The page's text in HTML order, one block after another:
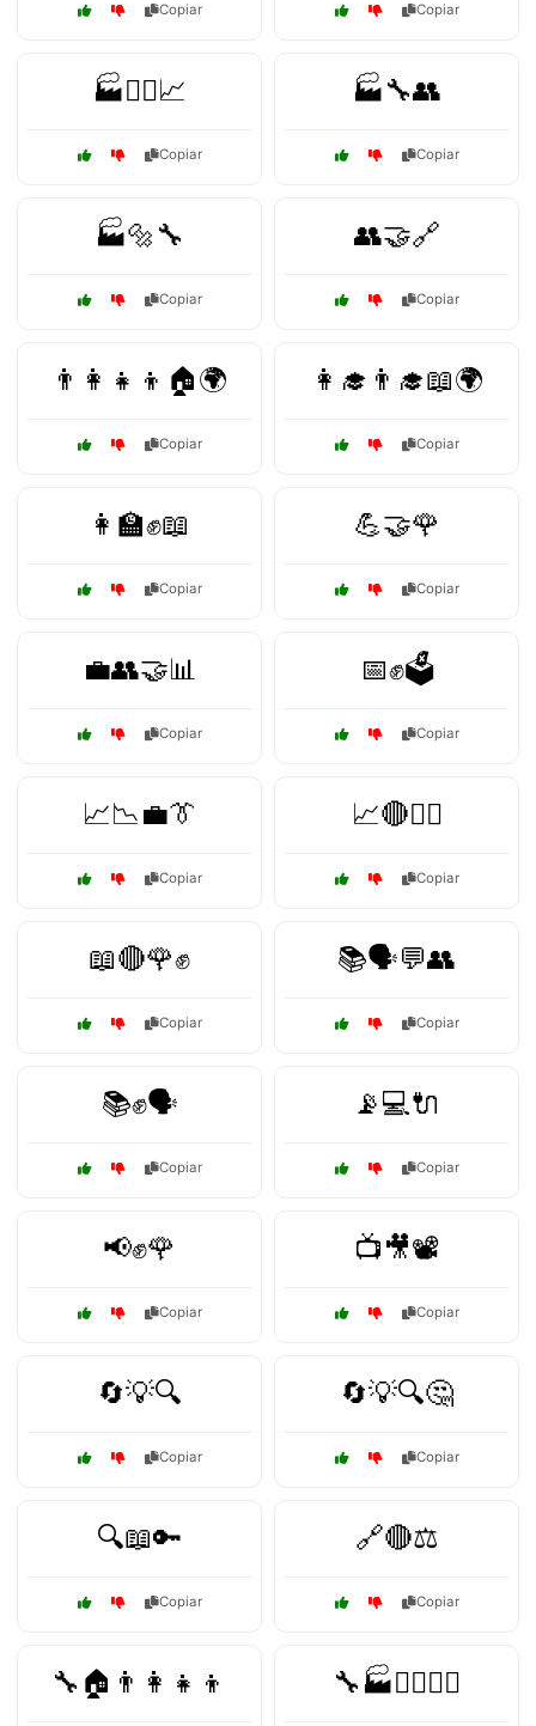
Copiar Copiar
🏭👷‍♂️📈
Copiar
🏭🔧👥
Copiar
🏭🔩🔧
Copiar
👥🤝🔗
Copiar
👨‍👩‍👧‍👦🏠🌍
Copiar
👩‍🎓👨‍🎓📖🌍
Copiar
👩‍🏫✊📖
Copiar
💪🤝🌹
Copiar
💼👥🤝📊
Copiar
📅✊🗳️
Copiar
📈📉💼👔
Copiar
📈🔴👷‍♂️
Copiar
📖🔴🌹✊
Copiar
📚🗣️💬👥
Copiar
📚✊🗣️
Copiar
📡💻🔌
Copiar
📢✊🌹
Copiar
📺🎥📽️
Copiar
🔄💡🔍
Copiar
🔄💡🔍🤔
Copiar
🔍📖🔑
Copiar
🔗🔴⚖️
Copiar
🔧🏠👨‍👩‍👧‍👦 🔧🏭👷‍♂️👷‍♀️